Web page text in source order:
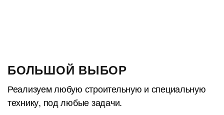
БОЛЬШОЙ ВЫБОР
Реализуем любую строительную и специальную
технику, под любые задачи.